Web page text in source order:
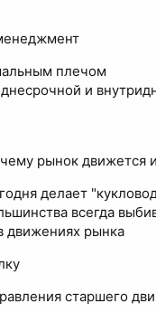
плечом
и
рынок движется
делает
всегда
движениях рынка
старшего